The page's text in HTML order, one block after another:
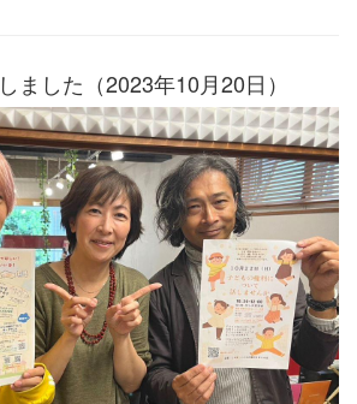
ました（2023年10月20日）